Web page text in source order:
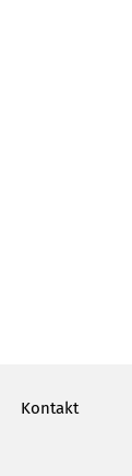
Kontakt